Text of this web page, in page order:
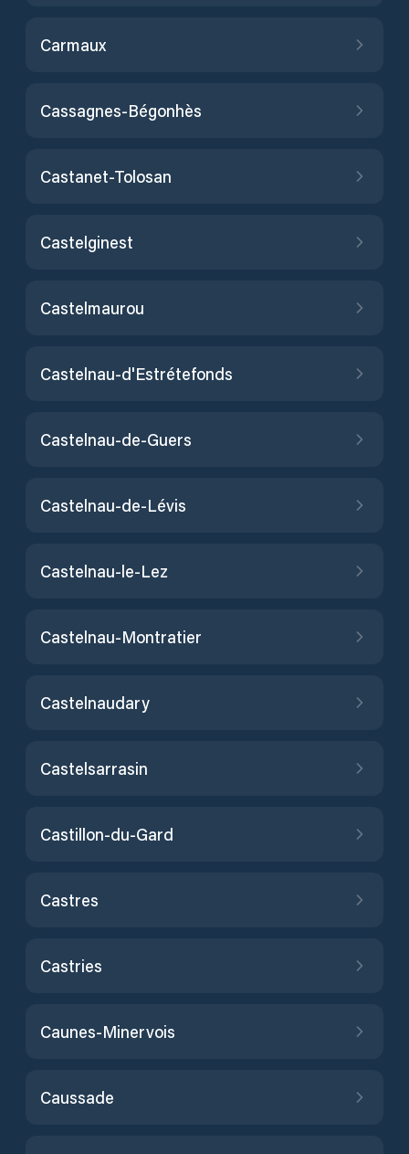
Carmaux
Cassagnes-Bégonhès
Castanet-Tolosan
Castelginest
Castelmaurou
Castelnau-d'Estrétefonds
Castelnau-de-Guers
Castelnau-de-Lévis
Castelnau-le-Lez
Castelnau-Montratier
Castelnaudary
Castelsarrasin
Castillon-du-Gard
Castres
Castries
Caunes-Minervois
Caussade